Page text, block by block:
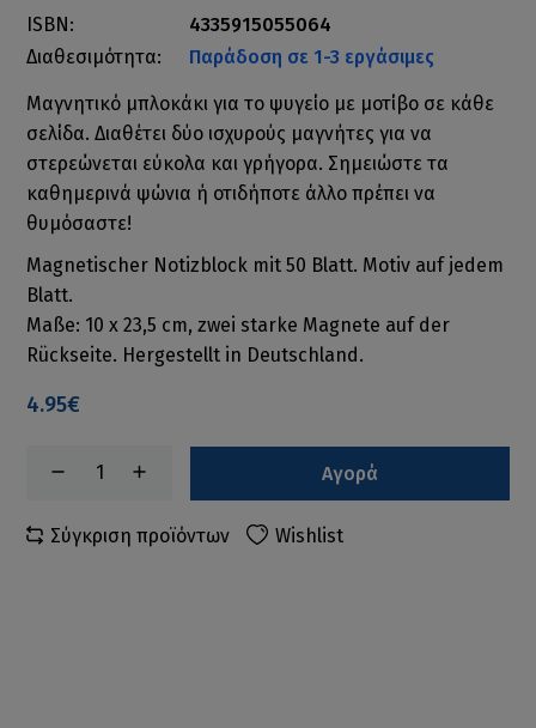
ISBN:
4335915055064
Διαθεσιμότητα:
Παράδοση σε 1-3 εργάσιμες
Μαγνητικό μπλοκάκι για το ψυγείο με μοτίβο σε κάθε
σελίδα. Διαθέτει δύο ισχυρούς μαγνήτες για να
στερεώνεται εύκολα και γρήγορα. Σημειώστε τα
καθημερινά ψώνια ή οτιδήποτε άλλο πρέπει να
θυμόσαστε!
Magnetischer Notizblock mit 50 Blatt. Motiv auf jedem
Blatt.
Maße: 10 x 23,5 cm, zwei starke Magnete auf der
Rückseite. Hergestellt in Deutschland.
4.95€
Αγορά
Σύγκριση προϊόντων Wishlist